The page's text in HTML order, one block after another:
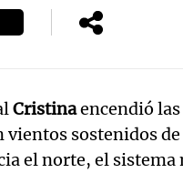
Cristinaencendió las
vientos sostenidos de
el norte, el